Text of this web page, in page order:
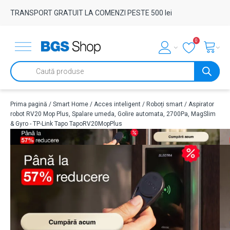
TRANSPORT GRATUIT LA COMENZI PESTE 500 lei
0
Products
search
Prima pagină / Smart Home / Acces inteligent / Roboți smart / Aspirator
robot RV20 Mop Plus, Spalare umeda, Golire automata, 2700Pa, MagSlim
& Gyro - TP-Link Tapo TapoRV20MopPlus